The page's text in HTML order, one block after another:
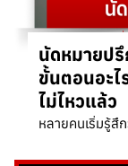
นัดหมายป
ขั้นตอนอะไ
ไม่ไหวแล้ว
หลายคนเริ่มรู้สึ